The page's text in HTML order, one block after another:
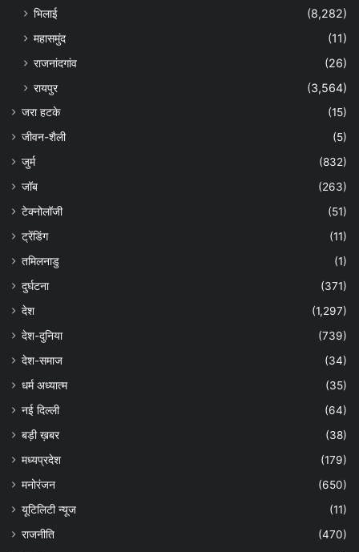
भिलाई
(8,282)
महासमुंद
(11)
राजनांदगांव
(26)
रायपुर
(3,564)
जरा हटके
(15)
जीवन-शैली
(5)
जुर्म
(832)
जॉब
(263)
टेक्नोलॉजी
(51)
ट्रेंडिंग
(11)
तमिलनाडु
(1)
दुर्घटना
(371)
देश
(1,297)
देश-दुनिया
(739)
देश-समाज
(34)
धर्म अध्यात्म
(35)
नई दिल्ली
(64)
बड़ी ख़बर
(38)
मध्यप्रदेश
(179)
मनोरंजन
(650)
यूटिलिटी न्यूज
(11)
राजनीति
(470)